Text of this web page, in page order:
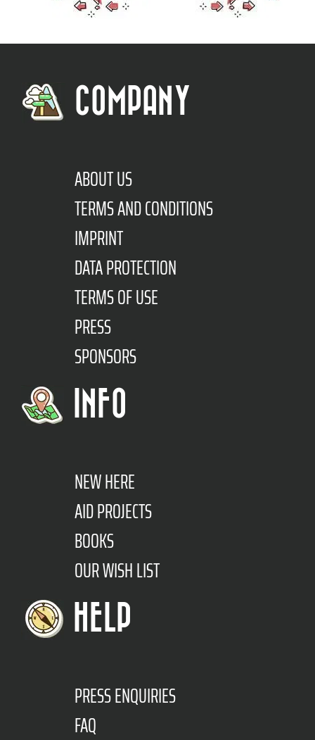
COMPANY
ABOUT US
TERMS AND CONDITIONS
IMPRINT
DATA PROTECTION
TERMS OF USE
PRESS
SPONSORS
INFO
NEW HERE
AID PROJECTS
BOOKS
OUR WISH LIST
HELP
PRESS ENQUIRIES
FAQ